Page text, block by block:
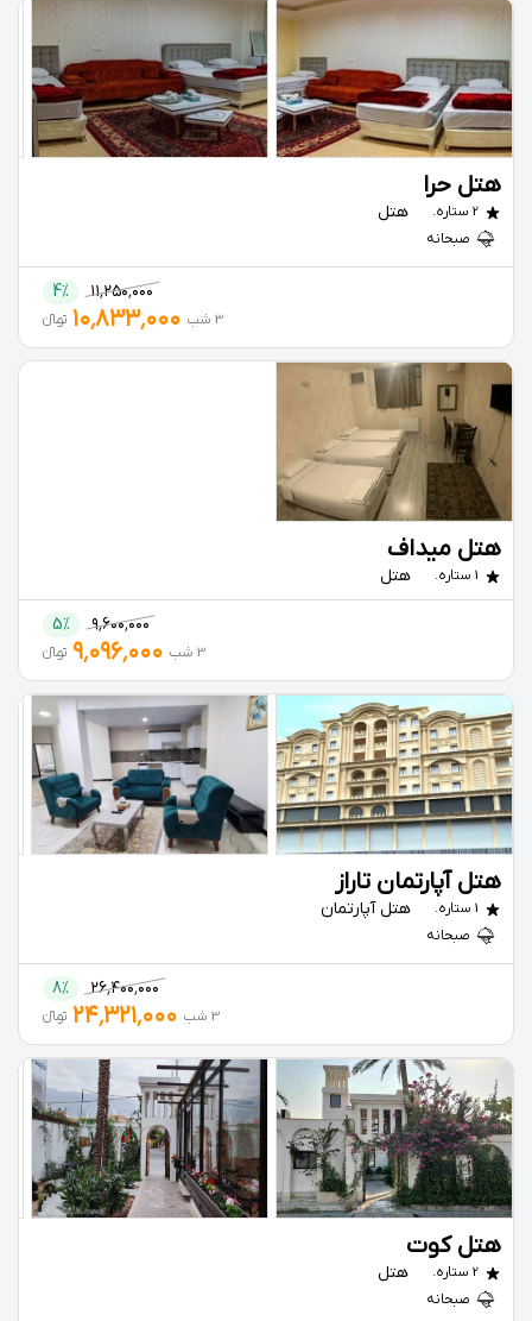
هتل حرا
2 ستاره. هتل
صبحانه
۱۱٬۲۵۰٬۰۰۰ 4%
3 شب ۱۰٬۸۳۳٬۰۰۰ تومانءءء
هتل میداف
1 ستاره. هتل
۹٬۶۰۰٬۰۰۰ 5%
3 شب ۹٬۰۹۶٬۰۰۰ تومانءءء
هتل آپارتمان تاراز
1 ستاره. هتل آپارتمان
صبحانه
۲۶٬۴۰۰٬۰۰۰ 8%
3 شب ۲۴٬۳۲۱٬۰۰۰ تومانءءء
هتل کوت
2 ستاره. هتل
صبحانه